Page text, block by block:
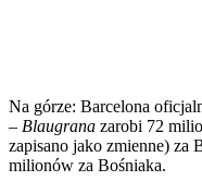
Na górze: Barcelona
– Blaugrana zarobi 72
zapisano jako zmienne) za
milionów za Bośniaka.